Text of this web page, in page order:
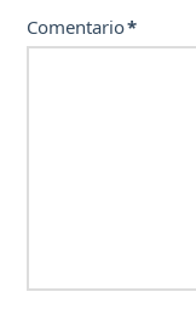
Comentario*